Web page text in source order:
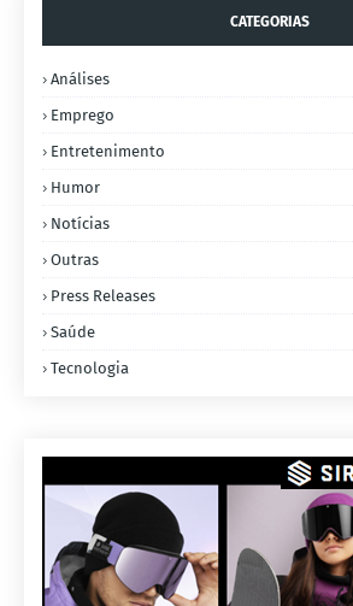
CATEGORIAS
Análises
Emprego
Entretenimento
Humor
Notícias
Outras
Press Releases
Saúde
Tecnologia